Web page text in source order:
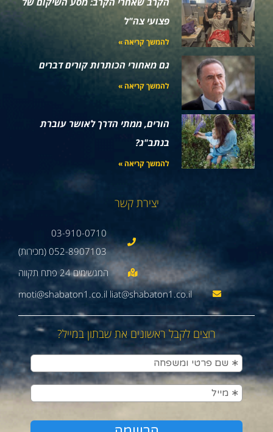
פצועי צה"ל
להמשך קריאה »
גם מאחורי הכותרות קורים דברים
להמשך קריאה »
הורים, ממתי הדרך לאושר עוברת
בנתב"ג?
להמשך קריאה »
יצירת קשר
03-910-0710
052-8907103 (מכירות)
moti@shabaton1.co.il liat@shabaton1.co.il
רוצים לקבל ראשונים את שבתון במייל?